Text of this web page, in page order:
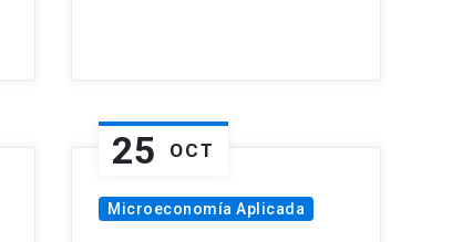
25 OCT
Microeconomía Aplicada